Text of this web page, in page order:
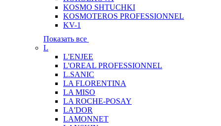
KOSMO SHTUCHKI
KOSMOTEROS PROFESSIONNEL
KV-1
Показать все
L
L'ENJEE
L'OREAL PROFESSIONNEL
L.SANIC
LA FLORENTINA
LA MISO
LA ROCHE-POSAY
LA'DOR
LAMONNET